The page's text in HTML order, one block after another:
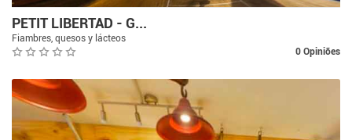
PETIT LIBERTAD - G...
Fiambres, quesos y lácteos
0 Opiniões